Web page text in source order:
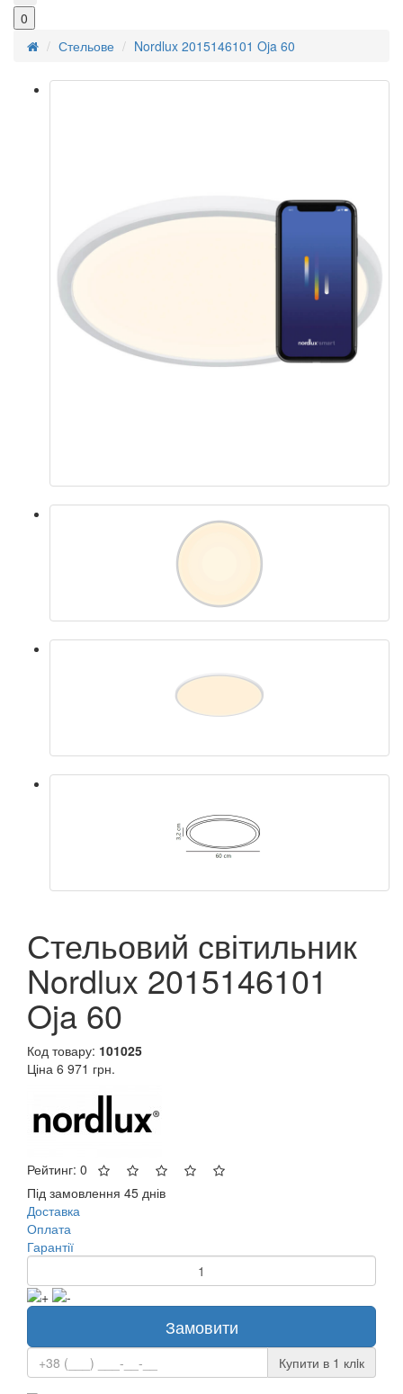
0
Стельове
Nordlux 2015146101 Oja 60
Стельовий світильник
Nordlux 2015146101
Oja 60
Код товару: 101025
Ціна 6 971 грн.
Рейтинг: 0
Під замовлення 45 днів
Доставка
Оплата
Гарантії
Замовити
Купити в 1 клiк